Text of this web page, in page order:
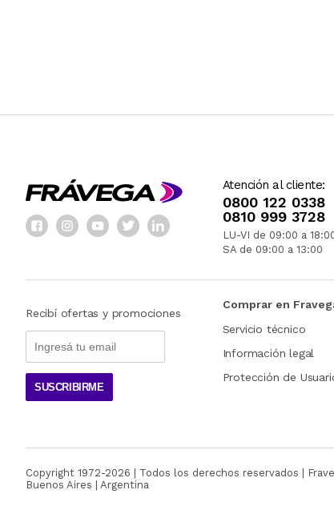
Atención al cliente:
0800 122 0338
0810 999 3728
LU-VI de 09:00 a
SA de 09:00 a 13:00
Recibí ofertas y promociones
SUSCRIBIRME
Comprar en
Servicio técnico
Información legal
Protección de
Copyright 1972-2026 | Todos los derechos reservados |
Buenos Aires | Argentina